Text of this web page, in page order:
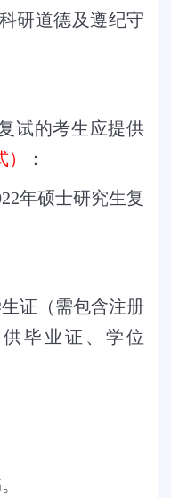
研道德及遵纪守
试的考生应提供
：
年硕士研究生复
证（需包含注册
毕业证、学位